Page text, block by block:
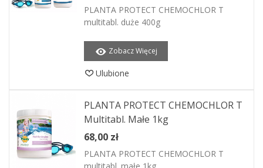
PLANTA PROTECT CHEMOCHLOR T
multitabl. duże 400g
Zobacz Więcej
Ulubione
PLANTA PROTECT CHEMOCHLOR T
Multitabl. Małe 1kg
68,00 zł
PLANTA PROTECT CHEMOCHLOR T